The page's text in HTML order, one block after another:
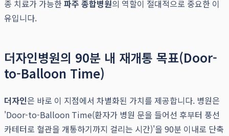
종 치료가 가능한파주 종합병원의 역할이 절대적으로 중요한 이
유입니다.
더자인병원의 90분 내 재개통 목표(Door-
to-Balloon Time)
더자인은 바로 이 지점에서 차별화된 가치를 제공합니다. 병원은
'Door-to-Balloon Time(환자가 병원 문을 들어선 후부터 풍선
카테터로 혈관을 개통하기까지 걸리는 시간)'을 90분 이내로 단축